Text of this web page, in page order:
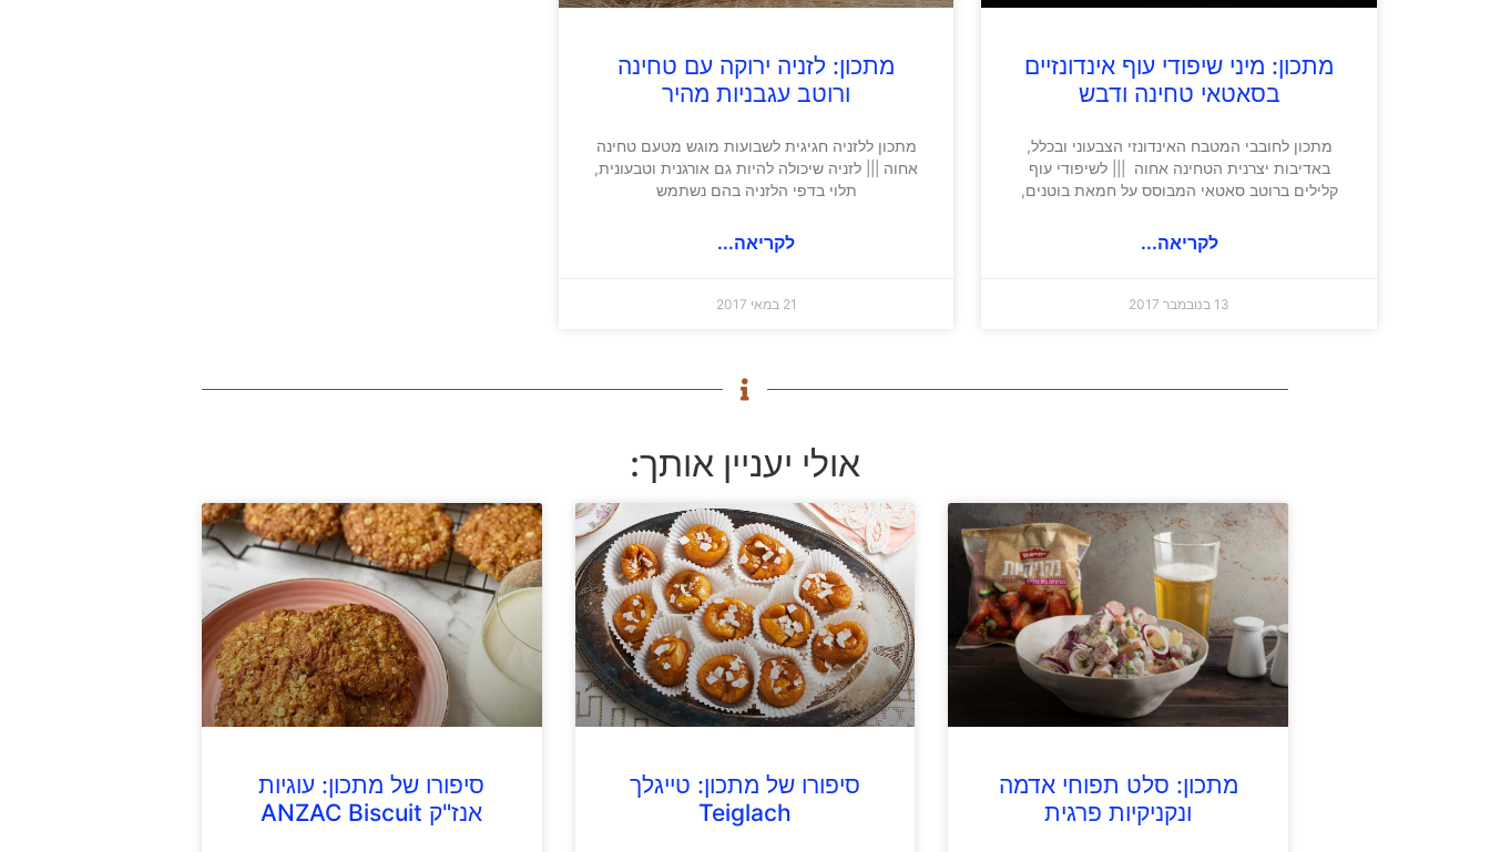
מתכון: מיני שיפודי עוף אינדונזיים
בסאטאי טחינה ודבש
מתכון לחובבי המטבח האינדונזי הצבעוני ובכלל,
באדיבות יצרנית הטחינה אחוה ||| לשיפודי עוף
קלילים ברוטב סאטאי המבוסס על חמאת בוטנים,
לקריאה...
13 בנובמבר 2017
מתכון: לזניה ירוקה עם טחינה
ורוטב עגבניות מהיר
מתכון ללזניה חגיגית לשבועות מוגש מטעם טחינה
אחוה ||| לזניה שיכולה להיות גם אורגנית וטבעונית,
תלוי בדפי הלזניה בהם נשתמש
לקריאה...
21 במאי 2017
אולי יעניין אותך:
מתכון: סלט תפוחי אדמה
ונקניקיות פרגית
סיפורו של מתכון: טייגלך
Teiglach
סיפורו של מתכון: עוגיות
אנז"ק ANZAC Biscuit